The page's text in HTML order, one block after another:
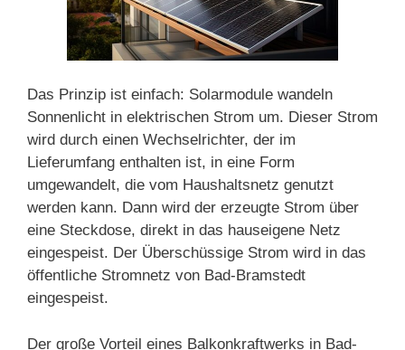
Das Prinzip ist einfach: Solarmodule wandeln
Sonnenlicht in elektrischen Strom um. Dieser Strom
wird durch einen Wechselrichter, der im
Lieferumfang enthalten ist, in eine Form
umgewandelt, die vom Haushaltsnetz genutzt
werden kann. Dann wird der erzeugte Strom über
eine Steckdose, direkt in das hauseigene Netz
eingespeist. Der Überschüssige Strom wird in das
öffentliche Stromnetz von Bad-Bramstedt
eingespeist.
Der große Vorteil eines Balkonkraftwerks in Bad-